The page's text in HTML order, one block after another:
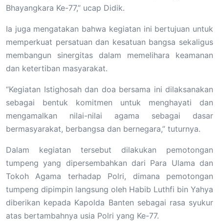
Bhayangkara Ke-77,” ucap Didik.
Ia juga mengatakan bahwa kegiatan ini bertujuan untuk
memperkuat persatuan dan kesatuan bangsa sekaligus
membangun sinergitas dalam memelihara keamanan
dan ketertiban masyarakat.
“Kegiatan Istighosah dan doa bersama ini dilaksanakan
sebagai bentuk komitmen untuk menghayati dan
mengamalkan nilai-nilai agama sebagai dasar
bermasyarakat, berbangsa dan bernegara,” tuturnya.
Dalam kegiatan tersebut dilakukan pemotongan
tumpeng yang dipersembahkan dari Para Ulama dan
Tokoh Agama terhadap Polri, dimana pemotongan
tumpeng dipimpin langsung oleh Habib Luthfi bin Yahya
diberikan kepada Kapolda Banten sebagai rasa syukur
atas bertambahnya usia Polri yang Ke-77.